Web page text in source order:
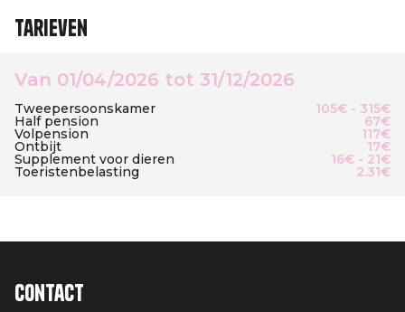
Tarieven
Van 01/04/2026 tot 31/12/2026
Tweepersoonskamer 105€ - 315€
Half pension 67€
Volpension 117€
Ontbijt 17€
Supplement voor dieren 16€ - 21€
Toeristenbelasting 2.31€
Contact